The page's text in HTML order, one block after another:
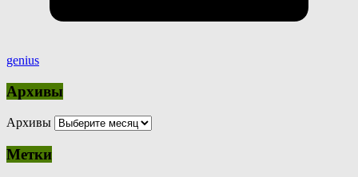
genius
Архивы
Архивы
Метки